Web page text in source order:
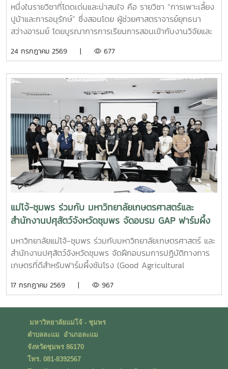
หนึ่งในรายวิชาที่โดดเด่นและน่าสนใจ คือ รายวิชา “การเพาะเลี้ยง
ปูม้าและการอนุรักษ์” ซึ่งสอนโดย ผู้ช่วยศาสตราจารย์ยุทธนา
สว่างอารมย์ โดยบูรณาการการเรียนการสอนเข้ากับงานวิจัยและ
และภาคปฏิบัติ ตั้งแต่ชีววิทยาและวงจรชีวิตของปูม้า การเพาะ
และการฟื้นฟูทรัพยากรปูม้าในพื้นที่ชายฝั่งนักศึกษาจะได้ลงพื้นที่
ปฏิบัติงานจริง ร่วมศึกษาวิจัยและทำกิจกรรมบริการวิชาการกับ
ชุมชน ภาคีเครือข่าย และหน่วยงานที่เกี่ยวข้อง เพื่อแลกเปลี่ยน
องค์ความรู้และร่วมกันพัฒนาแนวทางการอนุรักษ์ทรัพยากรทาง
ทะเล อันเป็นการสร้างประสบการณ์การเรียนรู้จากสถานการณ์
จริง พร้อมปลูกฝังความรับผิดชอบต่อสังคมและสิ่งแวดล้อม
24 กรกฎาคม 2569 | 677
แม่โจ้-ชุมพร ร่วมกับ มหาวิทยาลัยเกษตรศาสตร์และ
สำนักงานปศุสัตว์จังหวัดชุมพร จัดอบรม GAP ฟาร์มผึ้ง
ชันโรง ยกระดับมาตรฐานการเลี้ยงสู่การพัฒนาเศรษฐกิจ
ชุมชนอย่างยั่งยืน
มหาวิทยาลัยแม่โจ้-ชุมพร ร่วมกับมหาวิทยาลัยเกษตรศาสตร์ และ
สำนักงานปศุสัตว์จังหวัดชุมพร จัดฝึกอบรมการปฏิบัติทางการ
เกษตรที่ดีสำหรับฟาร์มผึ้งชันโรง (Good Agricultural
กรกฎาคม พ.ศ. 2569 ณ ห้องประชุมชั้นดาดฟ้า อาคารบุญรอด
อบรม และอาจารย์วีรชัย เพชรสุทธิ์ รองคณบดีฝ่ายวิชาการ วิจัย
และบริการวิชาการ กล่าวต้อนรับผู้เข้าร่วมอบรม โดยได้รับเกียรติ
จากวิทยากรผู้ทรงคุณวุฒิจากสำนักงานปศุสัตว์เขต 8 จังหวัด
สุราษฎร์ธานี นำโดย น.สพ.วิสูตร นวลขาว ผู้อำนวยการส่วน
17 กรกฎาคม 2569 | 967
มหาวิทยาลัยแม่โจ้ - ชุมพร
ตำบลละแม อำเภอละแม
จังหวัดชุมพร 86170
โทร. 081-8392567